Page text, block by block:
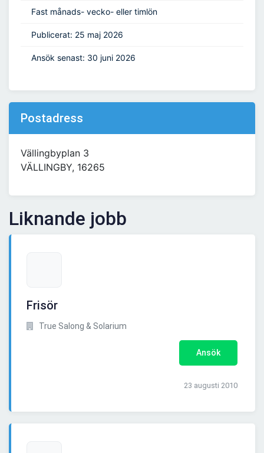
Fast månads- vecko- eller timlön
Publicerat: 25 maj 2026
Ansök senast: 30 juni 2026
Postadress
Vällingbyplan 3
VÄLLINGBY, 16265
Liknande jobb
Frisör
True Salong & Solarium
Ansök
23 augusti 2010